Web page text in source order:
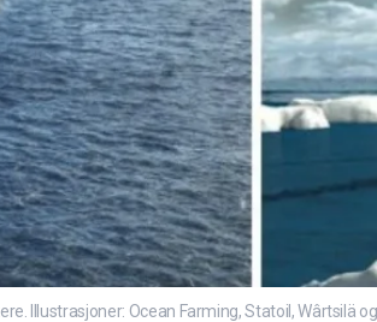
Illustrasjoner: Ocean Farming, Statoil, Wârtsilä